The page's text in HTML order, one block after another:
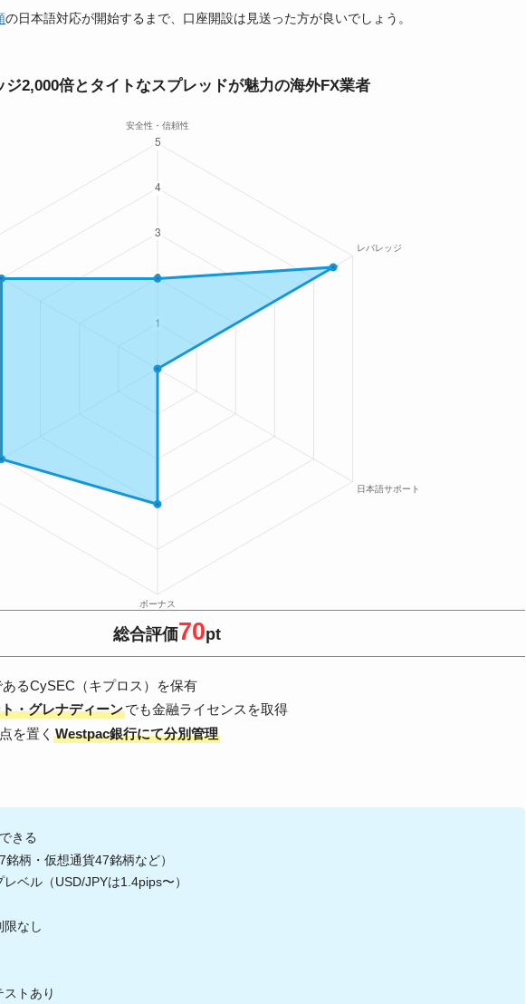
の日本語対応が開始するまで、口座開設は見送った方が良いでしょう。
2,000倍とタイトなスプレッドが魅力の海外FX業者
総合評価70pt
あるCySEC（キプロス）を保有
・グレナディーンでも金融ライセンスを取得
を置く Westpac銀行にて分別管理
きる
柄・仮想通貨47銘柄など）
ベル（USD/JPYは1.4pips〜）
限なし
トあり